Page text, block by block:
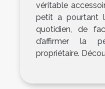
véritable
petit a pourtant
quotidien, de
d’affirmer la
propriétaire.